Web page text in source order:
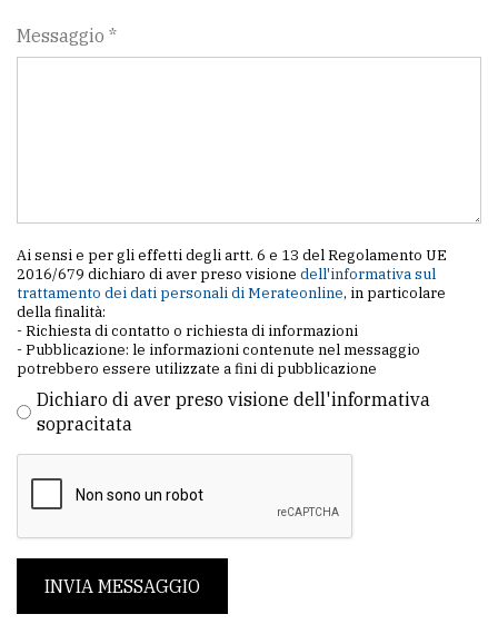
Messaggio *
Ai sensi e per gli effetti degli artt. 6 e 13 del Regolamento UE
2016/679 dichiaro di aver preso visione dell'informativa sul
trattamento dei dati personali di Merateonline, in particolare
della finalità:
- Richiesta di contatto o richiesta di informazioni
- Pubblicazione: le informazioni contenute nel messaggio
potrebbero essere utilizzate a fini di pubblicazione
Dichiaro di aver preso visione dell'informativa
sopracitata
INVIA MESSAGGIO